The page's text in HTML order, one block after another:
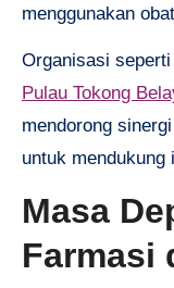
menggunakan
Organisasi seperti
Pulau Tokong
mendorong
untuk
Masa
Farmasi